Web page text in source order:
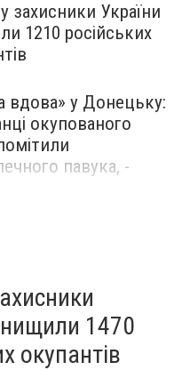
захисники України
1210 російських
вдова» у Донецьку:
окупованого
павука, -
до 8 років
1470
окупантів